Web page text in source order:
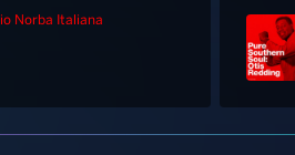
Norba Italiana